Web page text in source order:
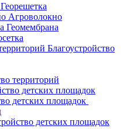
Георешетка
Агроволокно
Геомембрана
Благоустройство
территорий
детских площадок
детских площадок